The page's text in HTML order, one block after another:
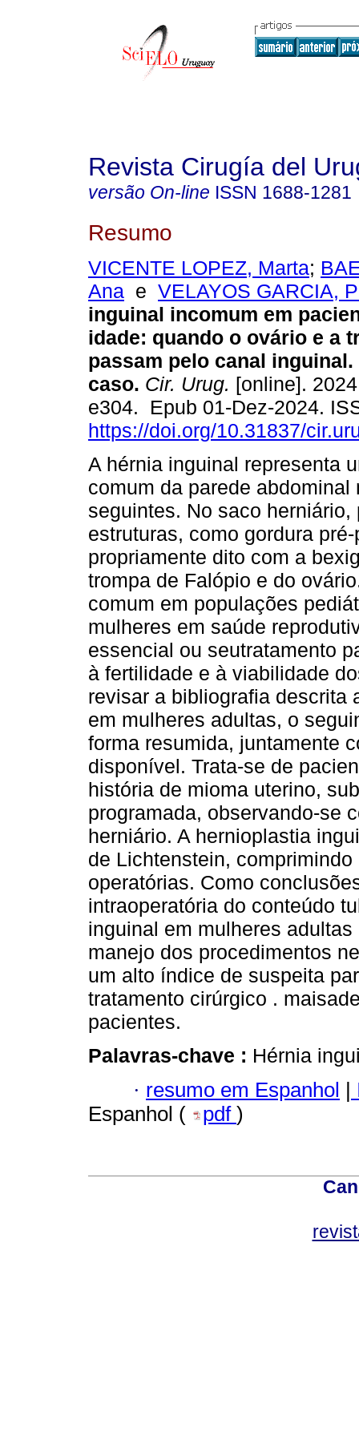
Revista Cirugía del
versão On-line ISSN 1688-1281
Resumo
VICENTE LOPEZ, Marta;
Ana e VELAYOS GARCIA,
inguinal incomum em
idade: quando o ovário e a
passam pelo canal inguinal.
caso. Cir. Urug. [online].
e304. Epub 01-Dez-2024.
https://doi.org/10.31837/
A hérnia inguinal representa
comum da parede abdominal
seguintes. No saco
estruturas, como gordura
propriamente dito com a
trompa de Falópio e do
comum em populações
mulheres em saúde
essencial ou seutratamento
à fertilidade e à viabilidade
revisar a bibliografia descrita
em mulheres adultas, o
forma resumida, juntamente
disponível. Trata-se de
história de mioma uterino,
programada, observando-se
herniário. A hernioplastia
de Lichtenstein,
operatórias. Como
intraoperatória do conteúdo
inguinal em mulheres
manejo dos procedimentos
um alto índice de suspeita
tratamento cirúrgico .
pacientes.
Palavras-chave : Hérnia
· resumo em Espanhol |
Espanhol (
pdf )